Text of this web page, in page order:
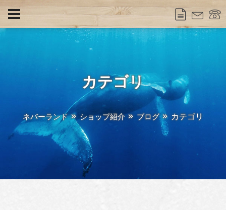
カテゴリ
ネバーランド ショップ紹介 ブログ カテゴリ